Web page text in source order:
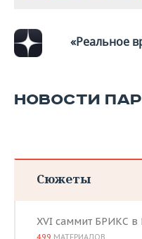
«Реальное
НОВОСТИ
Сюжеты
XVI саммит БРИКС в